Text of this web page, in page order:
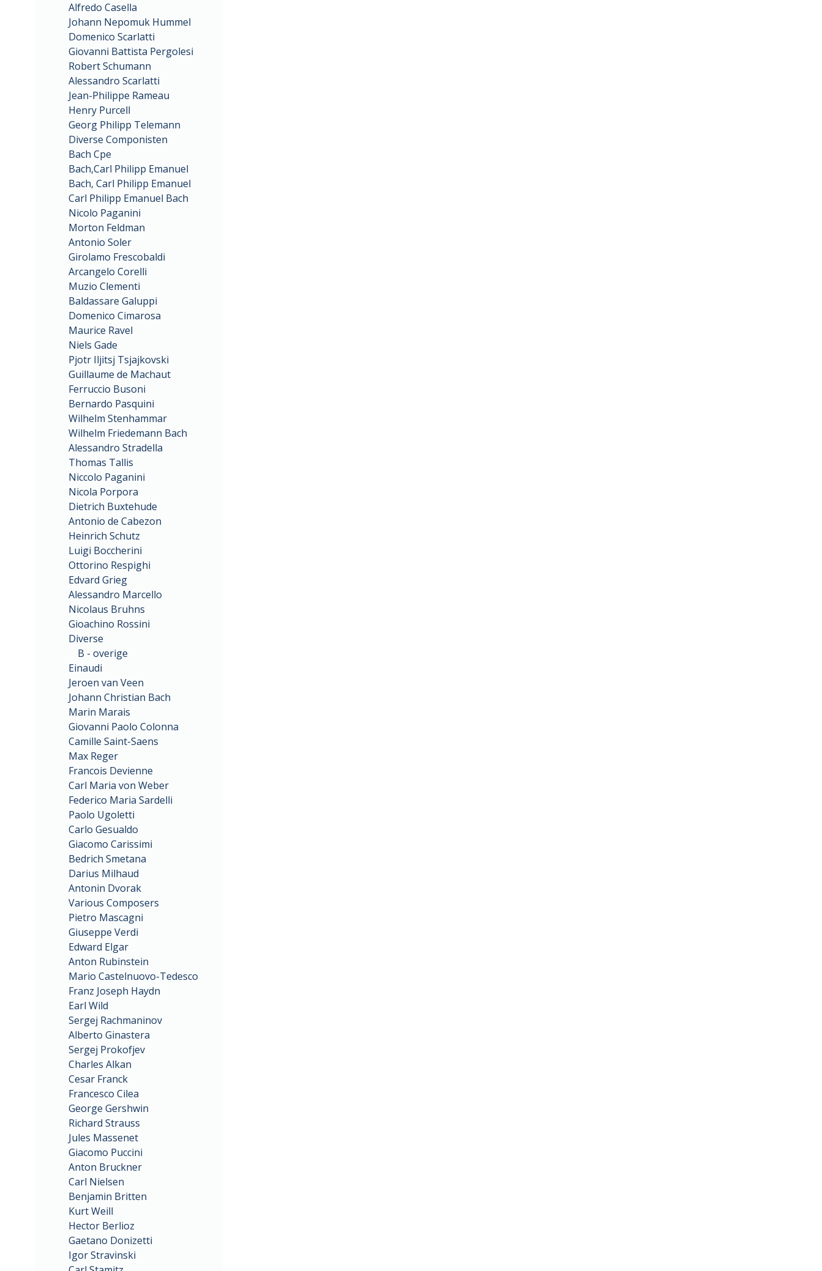
Alfredo Casella
Johann Nepomuk Hummel
Domenico Scarlatti
Giovanni Battista Pergolesi
Robert Schumann
Alessandro Scarlatti
Jean-Philippe Rameau
Henry Purcell
Georg Philipp Telemann
Diverse Componisten
Bach Cpe
Bach,Carl Philipp Emanuel
Bach, Carl Philipp Emanuel
Carl Philipp Emanuel Bach
Nicolo Paganini
Morton Feldman
Antonio Soler
Girolamo Frescobaldi
Arcangelo Corelli
Muzio Clementi
Baldassare Galuppi
Domenico Cimarosa
Maurice Ravel
Niels Gade
Pjotr Iljitsj Tsjajkovski
Guillaume de Machaut
Ferruccio Busoni
Bernardo Pasquini
Wilhelm Stenhammar
Wilhelm Friedemann Bach
Alessandro Stradella
Thomas Tallis
Niccolo Paganini
Nicola Porpora
Dietrich Buxtehude
Antonio de Cabezon
Heinrich Schutz
Luigi Boccherini
Ottorino Respighi
Edvard Grieg
Alessandro Marcello
Nicolaus Bruhns
Gioachino Rossini
Diverse
B - overige
Einaudi
Jeroen van Veen
Johann Christian Bach
Marin Marais
Giovanni Paolo Colonna
Camille Saint-Saens
Max Reger
Francois Devienne
Carl Maria von Weber
Federico Maria Sardelli
Paolo Ugoletti
Carlo Gesualdo
Giacomo Carissimi
Bedrich Smetana
Darius Milhaud
Antonin Dvorak
Various Composers
Pietro Mascagni
Giuseppe Verdi
Edward Elgar
Anton Rubinstein
Mario Castelnuovo-Tedesco
Franz Joseph Haydn
Earl Wild
Sergej Rachmaninov
Alberto Ginastera
Sergej Prokofjev
Charles Alkan
Cesar Franck
Francesco Cilea
George Gershwin
Richard Strauss
Jules Massenet
Giacomo Puccini
Anton Bruckner
Carl Nielsen
Benjamin Britten
Kurt Weill
Hector Berlioz
Gaetano Donizetti
Igor Stravinski